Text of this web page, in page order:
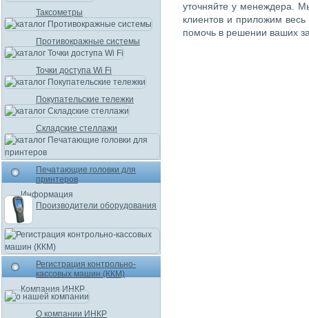
уточняйте у менеждера.
клиентов и приложим
помочь в решении ваших
Таксометры
Противокражные системы
Точки доступа Wi Fi
Покупательские тележки
Складские стеллажи
Печатающие головки для
принтеров
Информация
Производители оборудования
Регистрация контрольно-
кассовых машин (ККМ)
Компания ИНКР
О компании ИНКР